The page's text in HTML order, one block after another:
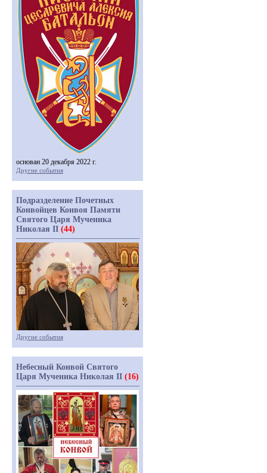
основан 20 декабря 2022 г.
Другие события
Подразделение Почетных
Конвойцев Конвоя Памяти
Святого Царя Мученика
Николая II (44)
Другие события
Небесный Конвой Святого
Царя Мученика Николая II (16)